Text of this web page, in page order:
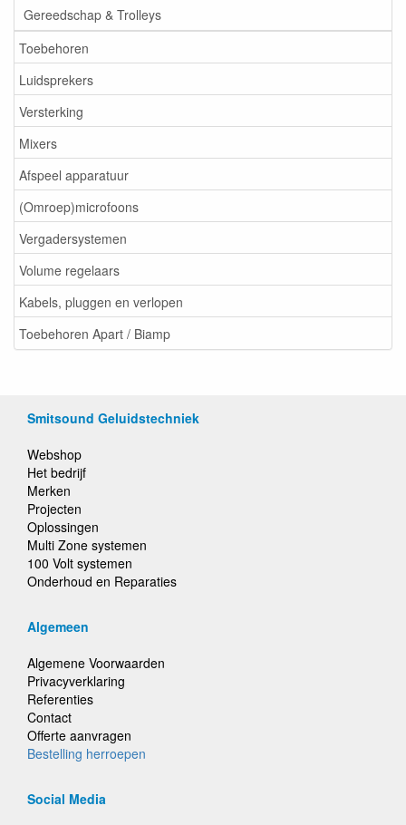
Gereedschap & Trolleys
Toebehoren
Luidsprekers
Versterking
Mixers
Afspeel apparatuur
(Omroep)microfoons
Vergadersystemen
Volume regelaars
Kabels, pluggen en verlopen
Toebehoren Apart / Biamp
Smitsound Geluidstechniek
Webshop
Het bedrijf
Merken
Projecten
Oplossingen
Multi Zone systemen
100 Volt systemen
Onderhoud en Reparaties
Algemeen
Algemene Voorwaarden
Privacyverklaring
Referenties
Contact
Offerte aanvragen
Bestelling herroepen
Social Media